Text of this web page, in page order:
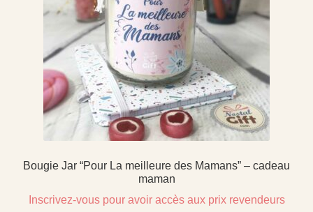
Bougie Jar “Pour La meilleure des Mamans” – cadeau
maman
Inscrivez-vous pour avoir accès aux prix revendeurs